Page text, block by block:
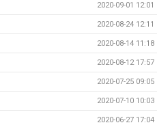
2020-09-01 12:01
2020-08-24 12:11
2020-08-14 11:18
2020-08-12 17:57
2020-07-25 09:05
2020-07-10 10:03
2020-06-27 17:04